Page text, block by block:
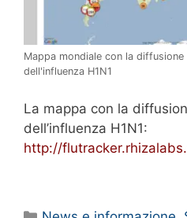
Mappa mondiale con la diffusione
dell'influenza H1N1
La mappa con la
dell’influenza H1N1:
http://
Categorie